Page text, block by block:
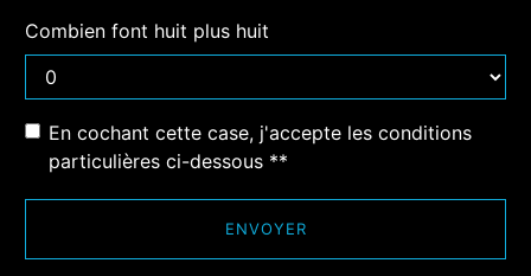
Combien font huit plus huit
En cochant cette case, j'accepte les conditions
particulières ci-dessous **
ENVOYER